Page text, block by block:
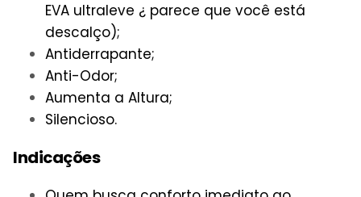
EVA ultraleve ¿ parece que você está
descalço);
Antiderrapante;
Anti-Odor;
Aumenta a Altura;
Silencioso.
Indicações